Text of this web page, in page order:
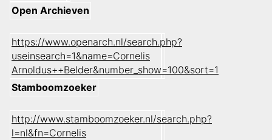
Open Archieven
https://www.openarch.nl/search.php?
useinsearch=1&name=Cornelis
Arnoldus++Belder&number_show=100&sort=1
Stamboomzoeker
http://www.stamboomzoeker.nl/search.php?
l=nl&fn=Cornelis